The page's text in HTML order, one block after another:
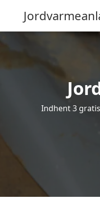
Indhent 3